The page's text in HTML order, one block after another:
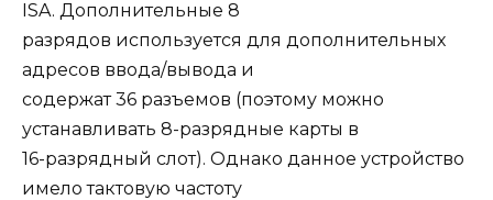
ISA. Дополнительные 8
разрядов используется для дополнительных
адресов ввода/вывода и
содержат 36 разъемов (поэтому можно
устанавливать 8-разрядные карты в
16-разрядный слот). Однако данное устройство
имело тактовую частоту